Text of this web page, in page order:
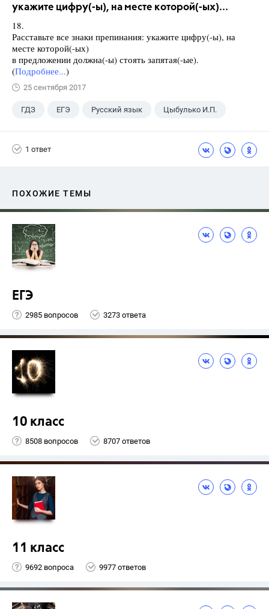
укажите цифру(-ы), на месте которой(-ых)...
18.
Расставьте все знаки препинания: укажите цифру(-ы), на
месте которой(-ых)
в предложении должна(-ы) стоять запятая(-ые).
(Подробнее...)
25 сентября 2017
ГДЗ ЕГЭ Русский язык Цыбулько И.П.
1 ответ
ПОХОЖИЕ ТЕМЫ
ЕГЭ
2985 вопросов 3273 ответа
10 класс
8508 вопросов 8707 ответов
11 класс
9692 вопроса 9977 ответов